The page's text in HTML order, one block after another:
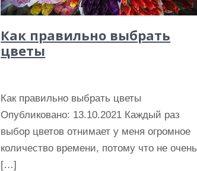
Как правильно выбрать
цветы
Как правильно выбрать цветы
Опубликовано: 13.10.2021 Каждый раз
выбор цветов отнимает у меня огромное
количество времени, потому что не очень
[…]